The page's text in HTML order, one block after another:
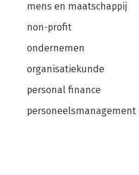
mens en maatschappij
non-profit
ondernemen
organisatiekunde
personal finance
personeelsmanagement